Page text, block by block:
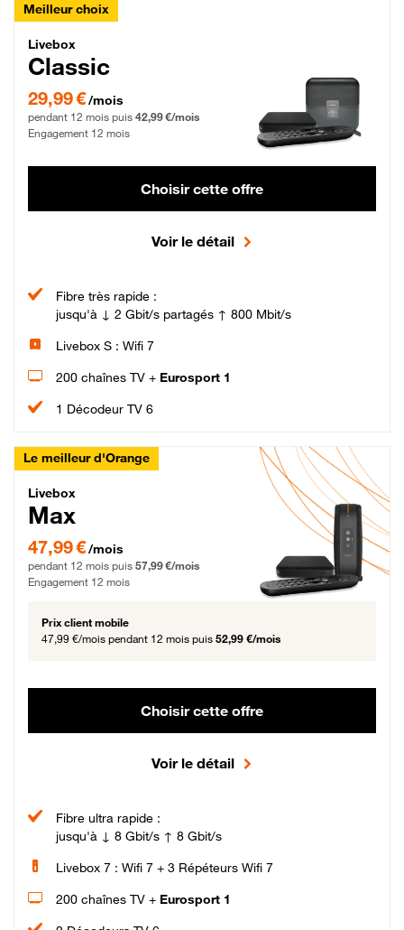
Meilleur choix
Livebox Classic Fibre
Livebox
Classic
29,99 € par mois pendant 12 mois puis 42,99 € par mois, Engagement 12 mois
29,99 €/mois
pendant 12 mois puis 42,99 €/mois
Engagement 12 mois
Choisir cette offre
Voir le détail
Fibre très rapide :
jusqu'à ↓ 2 Gbit/s partagés ↑ 800 Mbit/s
Livebox S : Wifi 7
200 chaînes TV + Eurosport 1
1 Décodeur TV 6
Le meilleur d'Orange
Livebox Max Fibre
Livebox
Max
47,99 € par mois pendant 12 mois puis 57,99 € par mois, Engagement 12 mois
47,99 €/mois
pendant 12 mois puis 57,99 €/mois
Engagement 12 mois
Prix client mobile
47,99 €/mois pendant 12 mois puis 52,99 €/mois
Choisir cette offre
Voir le détail
Fibre ultra rapide :
jusqu'à ↓ 8 Gbit/s ↑ 8 Gbit/s
Livebox 7 : Wifi 7 + 3 Répéteurs Wifi 7
200 chaînes TV + Eurosport 1